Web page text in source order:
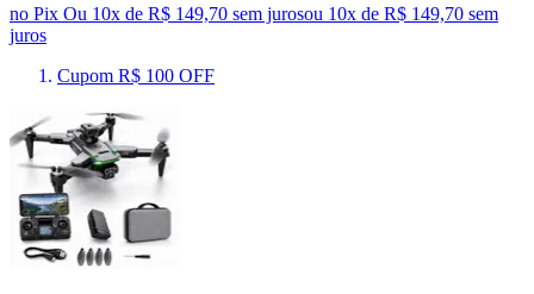
no Pix Ou 10x de R$ 149,70 sem jurosou 10x de R$ 149,70 sem
juros
Cupom R$ 100 OFF